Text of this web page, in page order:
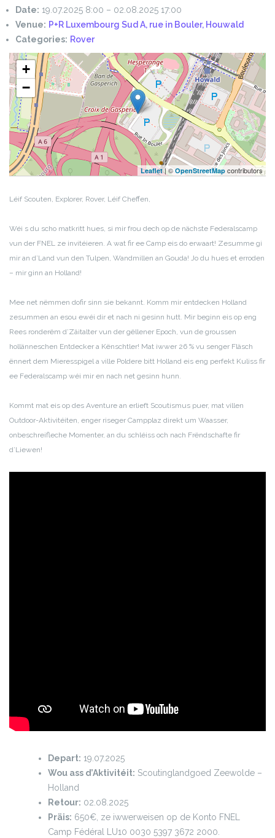
Date: 19.07.2025 8:00 – 02.08.2025 17:00
Venue: P+R Luxembourg Sud A, rue in Bouler, Houwald
Categories: Rover
+
−
Leaflet| ©OpenStreetMap contributors
Léif Scouten, Explorer, Rover, Léif Cheffen,
Wéi s du scho matkritt hues, si mir frou dech op de nächste Federalscamp
vun der FNEL ze invitéieren. A wat fir ee Camp eis do erwaart! Zesumme gi
mir an d’Land vun den Tulpen, Wandmillen an Gouda! Jo du hues et erroden
– mir ginn an Holland!
Mee net nëmmen dofir sinn sie bekannt. Komm mir entdecken Holland
zesummen an esou ewéi dir et nach ni gesinn hutt. Mir beginn eis op eng
Rees ronderëm d’Zäitalter vun der gëllener Epoch, vun de groussen
hollänneschen Entdecker a Kënschtler! Mat iwwer 26 % vu senger Fläsch
ënnert dem Mieresspigel a ville Poldere bitt Holland eis eng perfekt Kuliss fir
ee Federalscamp wéi mir en nach net gesinn hunn.
Kommt mat eis op des Aventure an erlieft Scoutismus puer, mat villen
Outdoor-Aktivitéiten, enger riseger Campplaz direkt um Waasser,
onbeschreifleche Momenter, an du schléiss och nach Frëndschafte fir
d’Liewen!
Depart: 19.07.2025
Wou ass d’Aktivitéit: Scoutinglandgoed Zeewolde –
Holland
Retour: 02.08.2025
Präis: 650€, ze iwwerweisen op de Konto FNEL
Camp Fédéral LU10 0030 5397 3672 2000.